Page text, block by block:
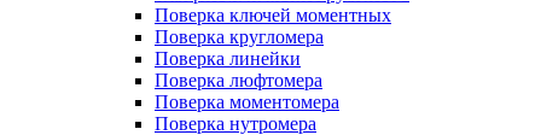
Поверка ключей моментных
Поверка кругломера
Поверка линейки
Поверка люфтомера
Поверка моментомера
Поверка нутромера